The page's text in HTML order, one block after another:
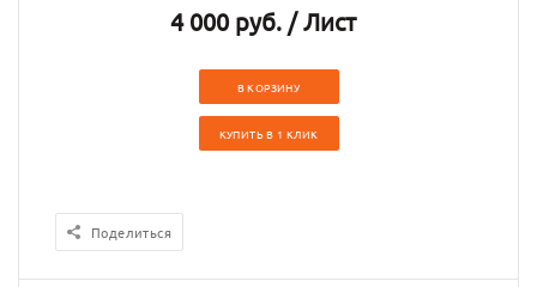
4 000 руб. / Лист
В КОРЗИНУ
КУПИТЬ В 1 КЛИК
Поделиться